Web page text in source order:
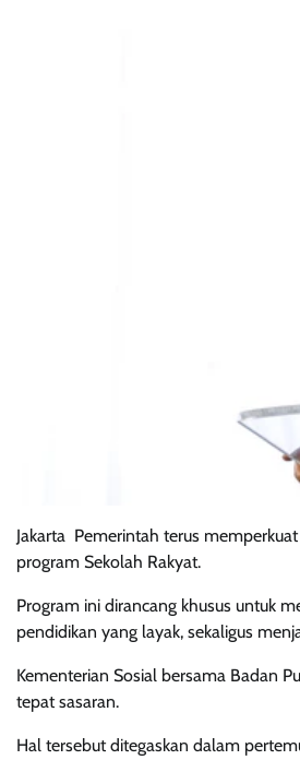
Jakarta  Pemerintah terus
program Sekolah Rakyat.
Program ini dirancang khusus untuk
pendidikan yang layak, sekaligus
Kementerian Sosial bersama Badan
tepat sasaran.
Hal tersebut ditegaskan dalam